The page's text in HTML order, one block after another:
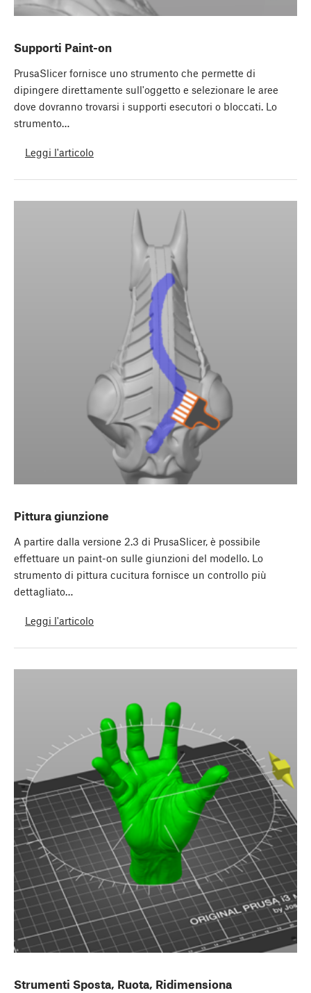
Supporti Paint-on
PrusaSlicer fornisce uno strumento che permette di
dipingere direttamente sull'oggetto e selezionare le aree
dove dovranno trovarsi i supporti esecutori o bloccati. Lo
strumento…
Leggi l'articolo
Pittura giunzione
A partire dalla versione 2.3 di PrusaSlicer, è possibile
effettuare un paint-on sulle giunzioni del modello. Lo
strumento di pittura cucitura fornisce un controllo più
dettagliato…
Leggi l'articolo
Strumenti Sposta, Ruota, Ridimensiona